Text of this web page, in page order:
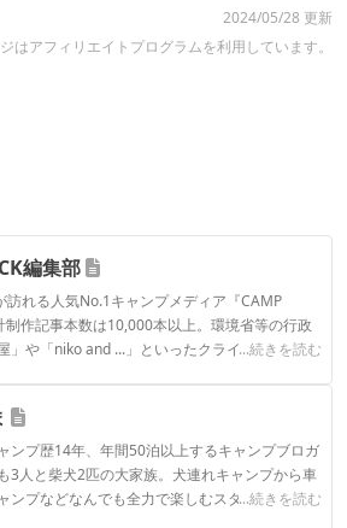
2024/05/28 更新
はアフィリエイトプログラムを利用しています。
編集部
訪れる人気No.1キャンプメディア『CAMP
制作記事本数は10,000本以上。環境省等の行政
」や「niko and ...」といったクライアントとの
...続きを読む
編集部のプロフィール
ンプ歴14年、年間50泊以上するキャンプブロガ
3人と柴犬2匹の大家族。犬連れキャンプから車
ンプなどなんでも全力で楽しむスタイル。アウ
...続きを読む